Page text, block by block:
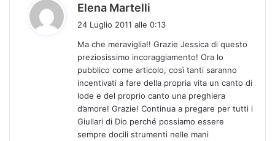
Elena Martelli
e
t
t
24 Luglio 2011 alle 0:13
Ma che meraviglia!! Grazie Jessica di questo
preziosissimo incoraggiamento! Ora lo
pubblico come articolo, così tanti saranno
incentivati a fare della propria vita un canto di
lode e del proprio canto una preghiera
d’amore! Grazie! Continua a pregare per tutti i
Giullari di Dio perché possiamo essere
sempre docili strumenti nelle mani